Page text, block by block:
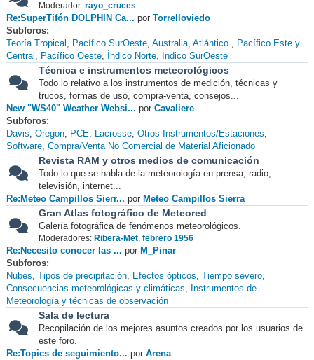
Moderador: rayo_cruces
Re:SuperTifón DOLPHIN Ca... por Torrelloviedo
Subforos
Teoría Tropical
Pacífico SurOeste Australia Atlántico
Pacífico Este y
Central
Pacífico Oeste Índico Norte Índico SurOeste
Técnica e instrumentos meteorológicos
Todo lo relativo a los instrumentos de medición, técnicas y
trucos, formas de uso, compra-venta, consejos...
New "WS40" Weather Websi... por Cavaliere
Subforos
Davis Oregon PCE Lacrosse Otros Instrumentos/Estaciones
Software Compra/Venta No Comercial de Material Aficionado
Revista RAM y otros medios de comunicación
Todo lo que se habla de la meteorología en prensa, radio,
televisión, internet...
Re:Meteo Campillos Sierr... por Meteo Campillos Sierra
Gran Atlas fotográfico de Meteored
Galería fotográfica de fenómenos meteorológicos.
Moderadores: Ribera-Met, febrero 1956
Re:Necesito conocer las ... por M_Pinar
Subforos
Nubes Tipos de precipitación Efectos ópticos Tiempo severo
Consecuencias meteorológicas y climáticas
Instrumentos de
Meteorología y técnicas de observación
Sala de lectura
Recopilación de los mejores asuntos creados por los usuarios de
este foro.
Re:Topics de seguimiento... por Arena